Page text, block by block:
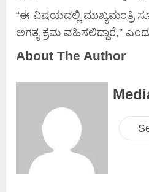
“ಈ ವಿಷಯದಲ್ಲಿ ಮುಖ್ಯಮಂತ್ರಿ
ಅಗತ್ಯ ಕ್ರಮ ವಹಿಸಲಿದ್ದಾರೆ,”
About The Author